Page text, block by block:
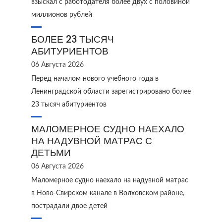
взыскал с работодателя более двух с половиной
миллионов рублей
БОЛЕЕ 23 ТЫСЯЧ
АБИТУРИЕНТОВ
06 Августа 2026
Перед началом нового учебного года в
Ленинградской области зарегистрировано более
23 тысяч абитуриентов
МАЛОМЕРНОЕ СУДНО НАЕХАЛО
НА НАДУВНОЙ МАТРАС С
ДЕТЬМИ
06 Августа 2026
Маломерное судно наехало на надувной матрас
в Ново‑Свирском канале в Волховском районе,
пострадали двое детей